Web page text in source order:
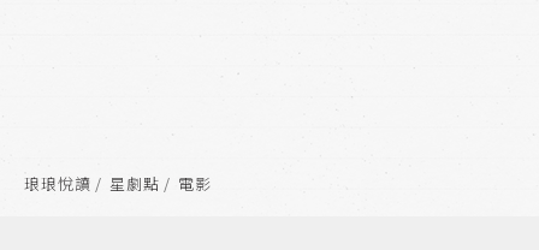
琅琅悅讀 星劇點 電影